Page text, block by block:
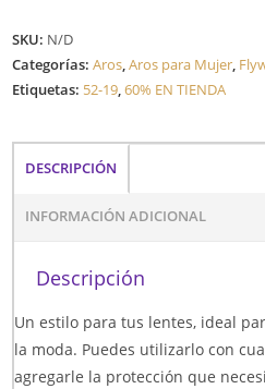
SKU: N/D
Categorías:Aros,Aros para Mujer,
Etiquetas: 52-19,60% EN TIENDA
DESCRIPCIÓN
INFORMACIÓN ADICIONAL
Descripción
Un estilo para tus lentes, ideal
la moda. Puedes utilizarlo con
agregarle la protección que